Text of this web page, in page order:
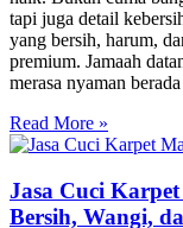
tapi juga detail
yang bersih, harum,
premium. Jamaah
merasa nyaman
Read More »
Jasa Cuci
Bersih, Wangi,